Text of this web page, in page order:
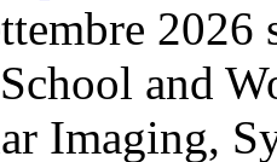
and
Imaging,